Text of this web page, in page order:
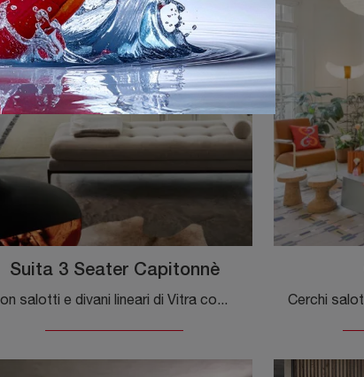
Suita 3 Seater Capitonnè
Con salotti e divani lineari di Vitra come il modello Suita 3 Seater Capitonnè in tessuto, potrai ultimare il tuo progetto d'arredo.